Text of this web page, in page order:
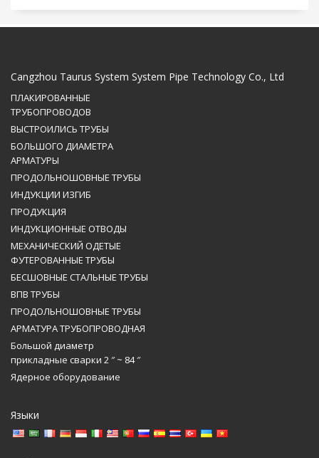
Cangzhou Taurus System System Pipe Technology Co., Ltd
ПЛАКИРОВАННЫЕ
ТРУБОПРОВОДОВ
ВЫСТРОИЛИСЬ ТРУБЫ
БОЛЬШОГО ДИАМЕТРА
АРМАТУРЫ
ПРОДОЛЬНОШОВНЫЕ ТРУБЫ
ИНДУКЦИИ ИЗГИБ
ПРОДУКЦИЯ
ИНДУКЦИОННЫЕ ОТВОДЫ
МЕХАНИЧЕСКИЙ ОДЕТЫЕ
ФУТЕРОВАННЫЕ ТРУБЫ
БЕСШОВНЫЕ СТАЛЬНЫЕ ТРУБЫ
ВПВ ТРУБЫ
ПРОДОЛЬНОШОВНЫЕ ТРУБЫ
АРМАТУРА ТРУБОПРОВОДНАЯ
Большой диаметр
прикладные сварки 2 ″ ~ 84 ″
Ядерное оборудование
Языки